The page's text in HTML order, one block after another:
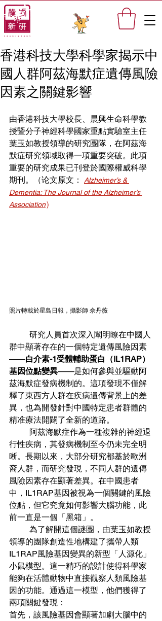
香港科技大學科學家揭示中
國人群阿茲海默症遺傳風險
因素之關鍵影響
由香港科技大學校長、晨興生命科學教
授暨分子神經科學國家重點實驗室主任
葉玉如教授領導的研究團隊，在阿茲海
默症研究領域取得一項重要突破。此項
重要的研究成果已刊登於國際權威科學
期刊。（论文原文：
Alzheimer’s &
Dementia: The Journal of the Alzheimer’s
Association）
照片轉載於星島日報，攝影師 佘丹薇
群中顯著存在的一個特定遺傳風險因素
——白介素-1受體輔助蛋白（IL1RAP）
基因位點變異——是如何參與並驅動阿
茲海默症發病機制的。這項發現不僅解
釋了東西方人群在疾病遺傳背景上的差
異，也為開發針對中國特定患者群體的
精准療法開闢了全新的道路。
行性疾病，其發病機制至今仍未完全明
晰。長期以來，大部分研究都基於歐洲
裔人群，而研究發現，不同人群的遺傳
風險因素存在顯著差異。在中國患者
中，IL1RAP基因被視為一個關鍵的風險
位點，但它究竟如何影響大腦功能，此
前一直是一個「黑箱」。
領導的團隊創造性地構建了攜帶人類
IL1RAP風險基因變異的新型「人源化」
小鼠模型。這一精巧的設計使得科學家
能夠在活體動物中直接觀察人類風險基
因的功能。通過這一模型，他們獲得了
兩項關鍵發現：
首先，該風險基因會顯著加劇大腦中的